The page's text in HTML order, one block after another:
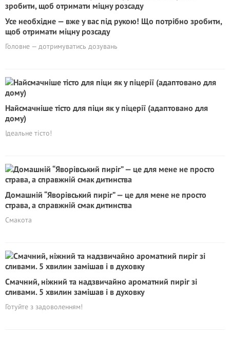
Усе необхідне — вже у вас під рукою! Що потрібно зробити,
щоб отримати міцну розсаду
Головне — дотримуватись дозувань
Найсмачніше тісто для піци як у піцерії (адаптовано для
дому)
Ідеальне тісто!
Домашній “Яворівський пиріг” — це для мене не просто
страва, а справжній смак дитинства
Смакота
Смачний, ніжний та надзвичайно ароматний пиріг зі
сливами. 5 хвилин замішав і в духовку
Готуйте з задоволенням!